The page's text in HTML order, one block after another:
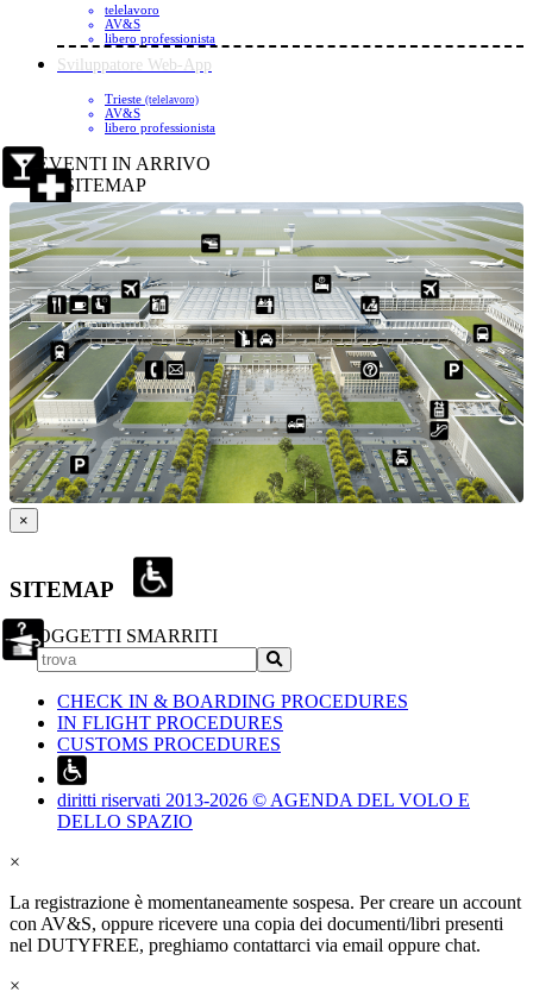
telelavoro
AV&S
libero professionista
Sviluppatore Web-App
Trieste (telelavoro)
AV&S
libero professionista
EVENTI IN ARRIVO
SITEMAP
×
SITEMAP
OGGETTI SMARRITI
CHECK IN & BOARDING PROCEDURES
IN FLIGHT PROCEDURES
CUSTOMS PROCEDURES
diritti riservati 2013-2026 © AGENDA DEL VOLO E
DELLO SPAZIO
×
La registrazione è momentaneamente sospesa. Per creare un account
con AV&S, oppure ricevere una copia dei documenti/libri presenti
nel DUTYFREE, preghiamo contattarci via email oppure chat.
×